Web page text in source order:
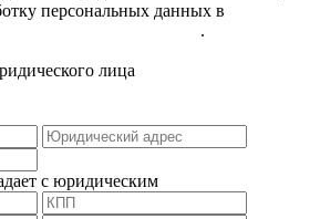
персональных данных в
.
лица
с юридическим